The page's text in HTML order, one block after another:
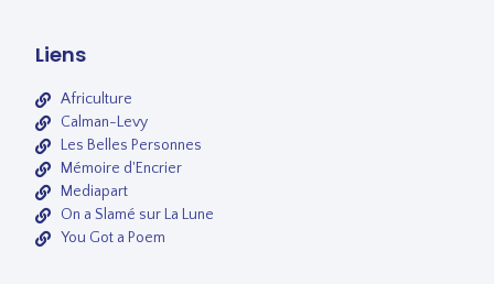
Liens
Africulture
Calman-Levy
Les Belles Personnes
Mémoire d'Encrier
Mediapart
On a Slamé sur La Lune
You Got a Poem